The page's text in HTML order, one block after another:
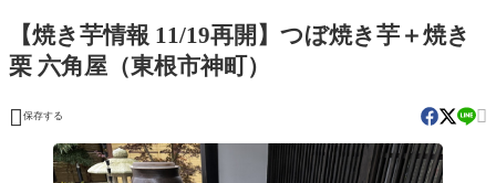
【焼き芋情報 11/19再開】つぼ焼き芋＋焼き
栗 六角屋（東根市神町）
 保存する 